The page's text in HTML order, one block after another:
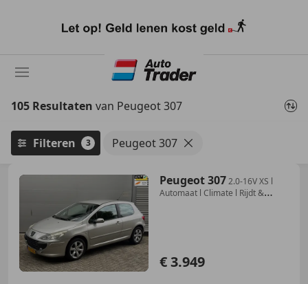
naar
105 Resultaten van Peugeot 307
Filteren 3 Peugeot 307
Peugeot 3072.0-16V XS l
Automaat l Climate l Rijdt &
€ 3.949